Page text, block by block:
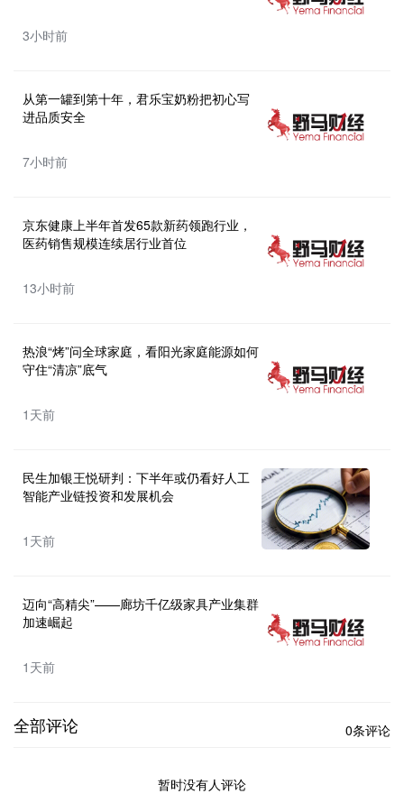
3小时前
从第一罐到第十年，君乐宝奶粉把初心写
进品质安全
7小时前
京东健康上半年首发65款新药领跑行业，
医药销售规模连续居行业首位
13小时前
热浪“烤”问全球家庭，看阳光家庭能源如何
守住“清凉”底气
1天前
民生加银王悦研判：下半年或仍看好人工
智能产业链投资和发展机会
1天前
迈向“高精尖”——廊坊千亿级家具产业集群
加速崛起
1天前
全部评论 0条评论
暂时没有人评论